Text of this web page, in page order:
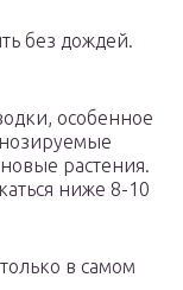
без дождей.
особенное
растения.
ниже 8-10
в самом